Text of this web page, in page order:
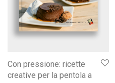
Con pressione: ricette
creative per la pentola a